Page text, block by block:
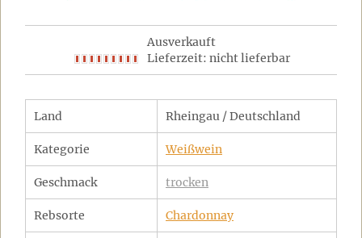
Ausverkauft
Lieferzeit: nicht lieferbar
Land Rheingau / Deutschland
Kategorie Weißwein
Geschmack trocken
Rebsorte Chardonnay